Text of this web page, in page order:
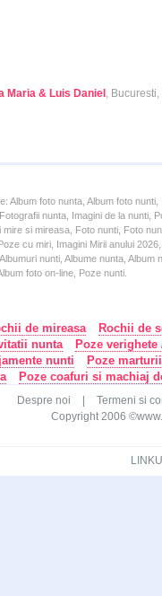
Maria & Luis Daniel ,
Album foto nunta, Album foto
nunta, Imagini de la nunti,
mire si mireasa, Foto nunti, Foto
cu miri, Imagini Mirii anului
nunti, Albume nunta,
foto on-line, Poze nunti.
de mireasa
Rochii de
nunta
Poze
nunti
Poze
Poze coafuri si machiaj
Despre noi
Termeni si
Copyright 2006